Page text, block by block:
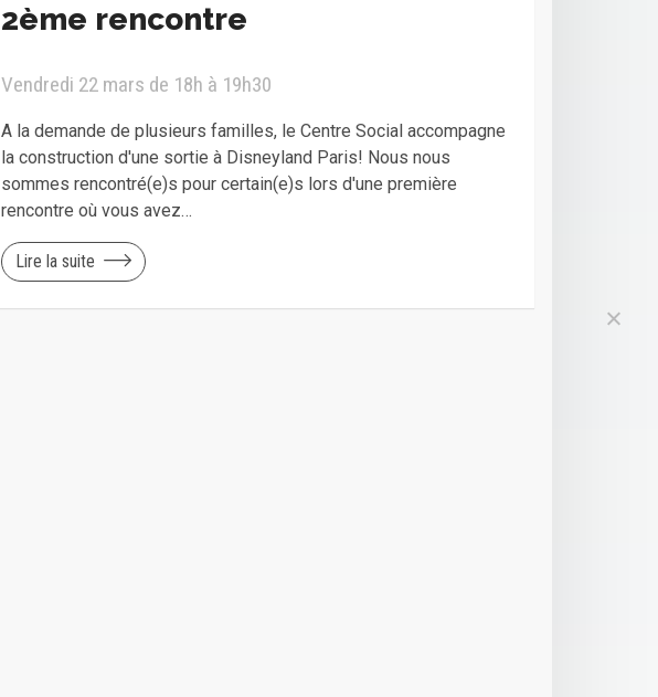
2ème rencontre
Vendredi 22 mars de 18h à 19h30
A la demande de plusieurs familles, le Centre Social accompagne
la construction d'une sortie à Disneyland Paris! Nous nous
sommes rencontré(e)s pour certain(e)s lors d'une première
rencontre où vous avez…
Lire la suite